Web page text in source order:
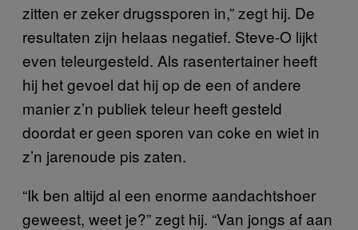
zitten er zeker drugssporen in,” zegt hij. De
resultaten zijn helaas negatief. Steve-O lijkt
even teleurgesteld. Als rasentertainer heeft
hij het gevoel dat hij op de een of andere
manier z’n publiek teleur heeft gesteld
doordat er geen sporen van coke en wiet in
z’n jarenoude pis zaten.
“Ik ben altijd al een enorme aandachtshoer
geweest, weet je?” zegt hij. “Van jongs af aan